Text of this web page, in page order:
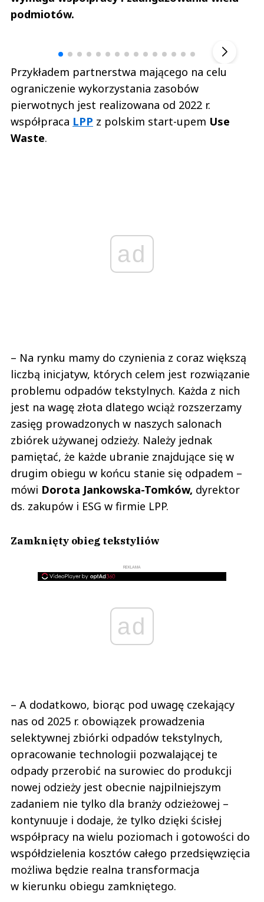
podmiotów.
Przykładem partnerstwa mającego na celu
ograniczenie wykorzystania zasobów
pierwotnych jest realizowana od 2022 r.
współpraca LPP z polskim start-upem Use
Waste.
ad
– Na rynku mamy do czynienia z coraz większą
liczbą inicjatyw, których celem jest rozwiązanie
problemu odpadów tekstylnych. Każda z nich
jest na wagę złota dlatego wciąż rozszerzamy
zasięg prowadzonych w naszych salonach
zbiórek używanej odzieży. Należy jednak
pamiętać, że każde ubranie znajdujące się w
drugim obiegu w końcu stanie się odpadem –
mówi Dorota Jankowska-Tomków, dyrektor
ds. zakupów i ESG w firmie LPP.
Zamknięty obieg tekstyliów
REKLAMA
ad
– A dodatkowo, biorąc pod uwagę czekający
nas od 2025 r. obowiązek prowadzenia
selektywnej zbiórki odpadów tekstylnych,
opracowanie technologii pozwalającej te
odpady przerobić na surowiec do produkcji
nowej odzieży jest obecnie najpilniejszym
zadaniem nie tylko dla branży odzieżowej –
kontynuuje i dodaje, że tylko dzięki ścisłej
współpracy na wielu poziomach i gotowości do
współdzielenia kosztów całego przedsięwzięcia
możliwa będzie realna transformacja
w kierunku obiegu zamkniętego.